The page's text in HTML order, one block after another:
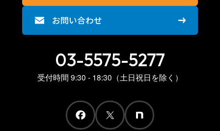
お問い合わせ
03-5575-5277
受付時間 9:30 - 18:30（土日祝日を除く）